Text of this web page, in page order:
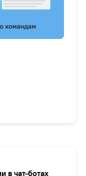
в чат-ботах